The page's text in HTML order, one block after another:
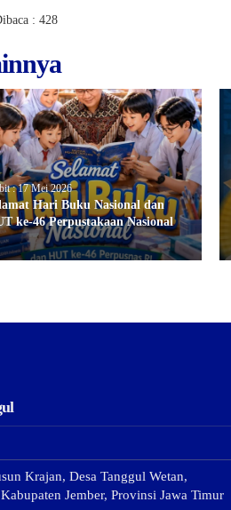
: 428
: 17 Mei 2026
Hari Buku Nasional dan
ke-46 Perpustakaan Nasional
Krajan, Desa Tanggul Wetan,
Jember, Provinsi Jawa Timur